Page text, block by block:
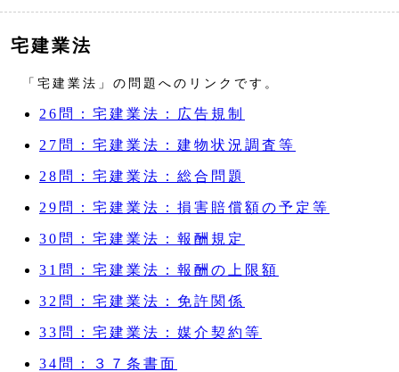
宅建業法
「宅建業法」の問題へのリンクです。
26問：宅建業法：広告規制
27問：宅建業法：建物状況調査等
28問：宅建業法：総合問題
29問：宅建業法：損害賠償額の予定等
30問：宅建業法：報酬規定
31問：宅建業法：報酬の上限額
32問：宅建業法：免許関係
33問：宅建業法：媒介契約等
34問：３７条書面